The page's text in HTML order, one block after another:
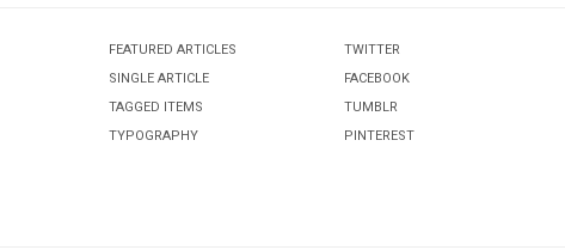
FEATURED ARTICLES
SINGLE ARTICLE
TAGGED ITEMS
TYPOGRAPHY
TWITTER
FACEBOOK
TUMBLR
PINTEREST